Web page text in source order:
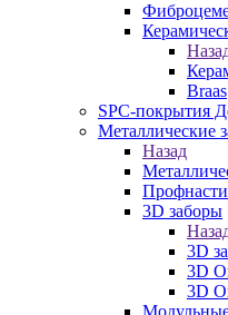
Braas
SPC-покрытия
Металлические
Назад
3D заборы
3D
3D
3D